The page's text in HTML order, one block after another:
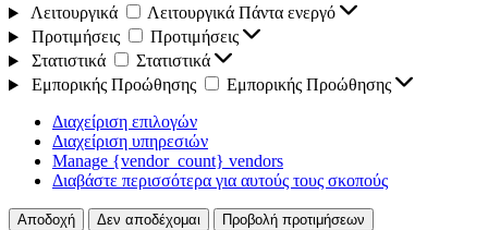
Λειτουργικά
Λειτουργικά Πάντα ενεργό
Προτιμήσεις
Προτιμήσεις
Στατιστικά
Στατιστικά
Εμπορικής Προώθησης
Εμπορικής Προώθησης
Διαχείριση επιλογών
Διαχείριση υπηρεσιών
Manage {vendor_count} vendors
Διαβάστε περισσότερα για αυτούς τους σκοπούς
Αποδοχή Δεν αποδέχομαι
Προβολή προτιμήσεων